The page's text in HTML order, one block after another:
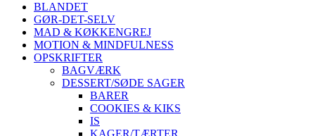
BLANDET
GØR-DET-SELV
MAD & KØKKENGREJ
MOTION & MINDFULNESS
OPSKRIFTER
BAGVÆRK
DESSERT/SØDE SAGER
BARER
COOKIES & KIKS
IS